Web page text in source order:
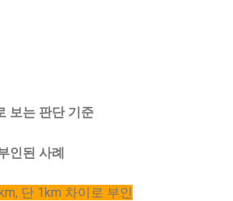
보는 판단 기준
인된 사례
단 1km 차이로 부인